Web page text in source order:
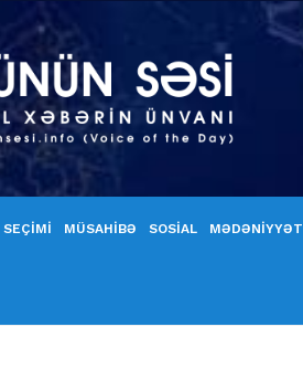
SEÇİMİ MÜSAHİBƏ SOSİAL MƏDƏNİYYƏT